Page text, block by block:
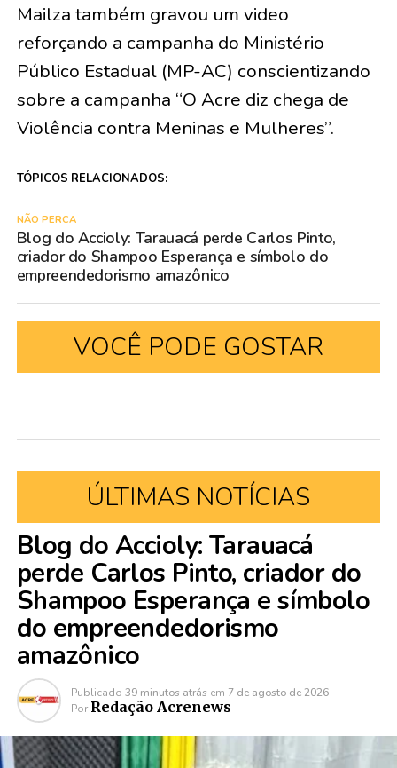
Mailza também gravou um video
reforçando a campanha do Ministério
Público Estadual (MP-AC) conscientizando
sobre a campanha “O Acre diz chega de
Violência contra Meninas e Mulheres”.
TÓPICOS RELACIONADOS:
NÃO PERCA
Blog do Accioly: Tarauacá perde Carlos Pinto,
criador do Shampoo Esperança e símbolo do
empreendedorismo amazônico
VOCÊ PODE GOSTAR
ÚLTIMAS NOTÍCIAS
Blog do Accioly: Tarauacá
perde Carlos Pinto, criador do
Shampoo Esperança e símbolo
do empreendedorismo
amazônico
Publicado 39 minutos atrás em 7 de agosto de 2026
Por Redação Acrenews